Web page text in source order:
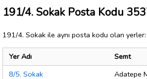
191/4. Sokak Posta Kodu
191/4. Sokak ile aynı posta kodu olan yerler:
Yer Adı
Semt
8/5. Sokak
Adatepe